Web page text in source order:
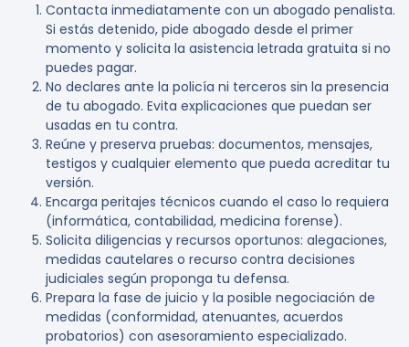
Contacta inmediatamente con un abogado penalista.
Si estás detenido, pide abogado desde el primer
momento y solicita la asistencia letrada gratuita si no
puedes pagar.
No declares ante la policía ni terceros sin la presencia
de tu abogado. Evita explicaciones que puedan ser
usadas en tu contra.
Reúne y preserva pruebas: documentos, mensajes,
testigos y cualquier elemento que pueda acreditar tu
versión.
Encarga peritajes técnicos cuando el caso lo requiera
(informática, contabilidad, medicina forense).
Solicita diligencias y recursos oportunos: alegaciones,
medidas cautelares o recurso contra decisiones
judiciales según proponga tu defensa.
Prepara la fase de juicio y la posible negociación de
medidas (conformidad, atenuantes, acuerdos
probatorios) con asesoramiento especializado.